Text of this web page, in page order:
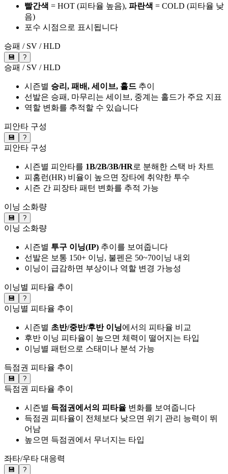
빨간색 = HOT (피타율 높음), 파란색 = COLD (피타율 낮
음)
포수 시점으로 표시됩니다
승패 / SV / HLD
💾 ?
승패 / SV / HLD
시즌별 승리, 패배, 세이브, 홀드 추이
선발은 승패, 마무리는 세이브, 중계는 홀드가 주요 지표
역할 변화를 추적할 수 있습니다
피안타 구성
💾 ?
피안타 구성
시즌별 피안타를 1B/2B/3B/HR로 분해한 스택 바 차트
피홈런(HR) 비율이 높으면 장타에 취약한 투수
시즌 간 피장타 패턴 변화를 추적 가능
이닝 소화량
💾 ?
이닝 소화량
시즌별 투구 이닝(IP) 추이를 보여줍니다
선발은 보통 150+ 이닝, 불펜은 50~70이닝 내외
이닝이 급감하면 부상이나 역할 변경 가능성
이닝별 피타율 추이
💾 ?
이닝별 피타율 추이
시즌별 초반/중반/후반 이닝에서의 피타율 비교
후반 이닝 피타율이 높으면 체력이 떨어지는 타입
이닝별 패턴으로 스태미나 분석 가능
득점권 피타율 추이
💾 ?
득점권 피타율 추이
시즌별 득점권에서의 피타율 변화를 보여줍니다
득점권 피타율이 전체보다 낮으면 위기 관리 능력이 뛰
어남
높으면 득점권에서 무너지는 타입
좌타/우타 대응력
💾 ?